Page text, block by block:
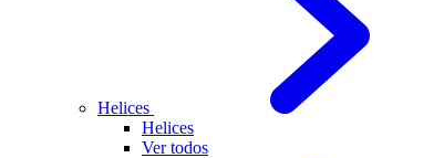
Helices
Helices
Ver todos